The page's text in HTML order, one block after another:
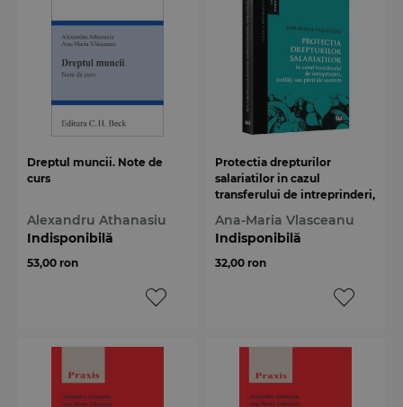
Dreptul muncii. Note de
curs
Alexandru Athanasiu
Indisponibilă
53,00 ron
Protectia drepturilor
salariatilor in cazul
transferului de intreprinderi,
Ana-Maria Vlasceanu
Indisponibilă
32,00 ron